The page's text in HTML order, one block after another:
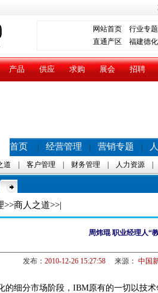
网站首页
行业专题
直通产区 福建德化
产品 供应 求购 展会 招聘
首页 经营管理 营销专题
道 客户管理 财务管理 人力资源
>>商人之道>>|
周炜琨 职业经理人“
发布： 2010-12-26 15:27:58 来源： 中国
的细分市场阶段，IBM原有的一切以技